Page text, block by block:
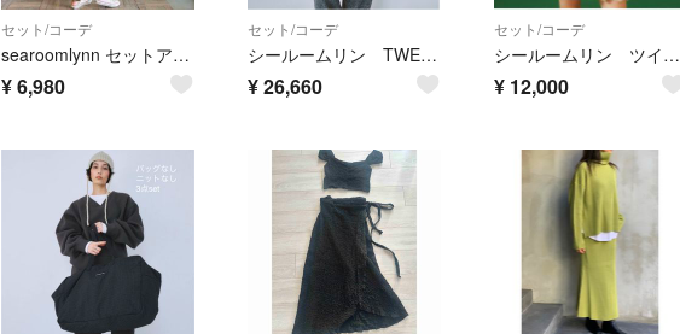
セット/コーデ
searoomlynn セットアップ
¥6,980
セット/コーデ
シールームリン TWEED HOUND RELAXパンツ ・ジャケット セット
¥26,660
セット/コーデ
シールームリン ツイードスカラップ セットアップ♡
¥ 12,000